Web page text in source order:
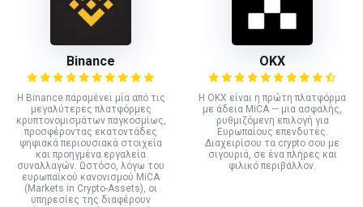
Binance
Η Binance παραμένει μία από τις
μεγαλύτερες πλατφόρμες
κρυπτονομισμάτων παγκοσμίως,
προσφέροντας εκατοντάδες
ψηφιακά περιουσιακά στοιχεία
και προηγμένα εργαλεία
συναλλαγών. Ωστόσο, λόγω του
ευρωπαϊκού κανονισμού MiCA
(Markets in Crypto-Assets), οι
υπηρεσίες της διαφέρουν
ΟΚΧ
Η OKX είναι η πρώτη πλατφόρμα
με άδεια MiCA — μια ασφαλής,
ρυθμιζόμενη επιλογή για
Ευρωπαίους επενδυτές.
Διαχειρίσου τα crypto σου με
σιγουριά, σε ένα πλήρες και
φιλικό περιβάλλον.